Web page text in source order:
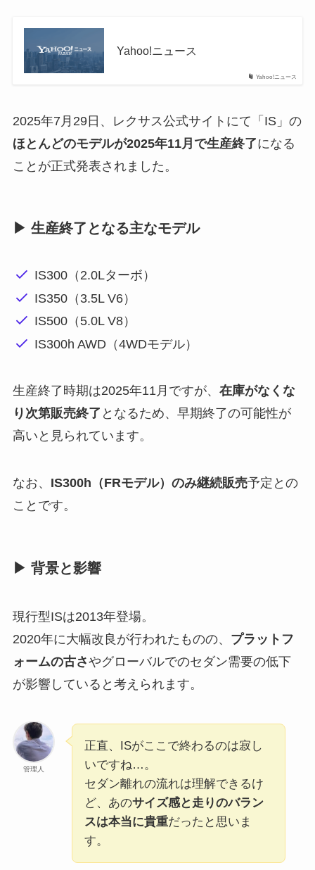
Yahoo!ニュース
Yahoo!ニュース
2025年7月29日、レクサス公式サイトにて「IS」の
ほとんどのモデルが2025年11月で生産終了になる
ことが正式発表されました。
▶ 生産終了となる主なモデル
IS300（2.0Lターボ）
IS350（3.5L V6）
IS500（5.0L V8）
IS300h AWD（4WDモデル）
生産終了時期は2025年11月ですが、 在庫がなくな
り次第販売終了 となるため、早期終了の可能性が
高いと見られています。
なお、 IS300h（FRモデル）のみ継続販売予定との
ことです。
▶ 背景と影響
現行型ISは2013年登場。
2020年に大幅改良が行われたものの、 プラットフ
ォームの古さやグローバルでのセダン需要の低下
が影響していると考えられます。
管理人
正直、ISがここで終わるのは寂し
いですね…。
セダン離れの流れは理解できるけ
ど、あのサイズ感と走りのバラン
スは本当に貴重だったと思いま
す。